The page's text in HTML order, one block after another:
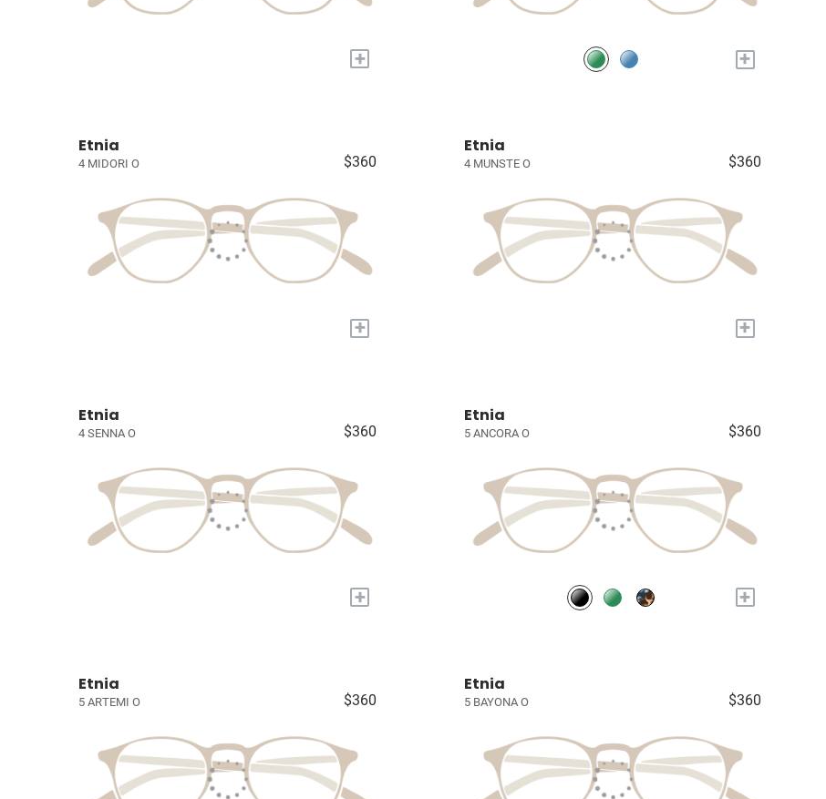
+ +
Etnia
4 MIDORI O $360
+
Etnia
4 MUNSTE O $360
+
Etnia
4 SENNA O $360
+
Etnia
5 ANCORA O $360
+
Etnia
5 ARTEMI O $360
Etnia
5 BAYONA O $360